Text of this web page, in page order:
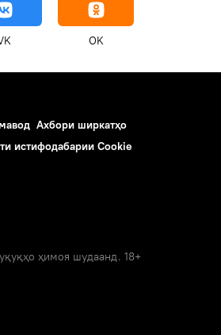
OK
Ахбори ширкатҳо
истифодабарии Cookie
ҳимоя шудаанд. 18+